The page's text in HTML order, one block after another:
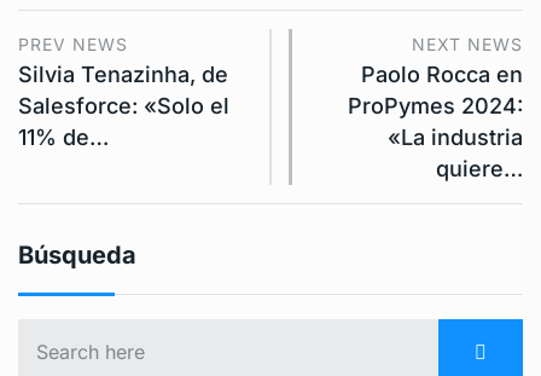
PREV NEWS
Silvia Tenazinha, de
Salesforce: «Solo el
11% de…
NEXT NEWS
Paolo Rocca en
ProPymes 2024:
«La industria
quiere…
Búsqueda